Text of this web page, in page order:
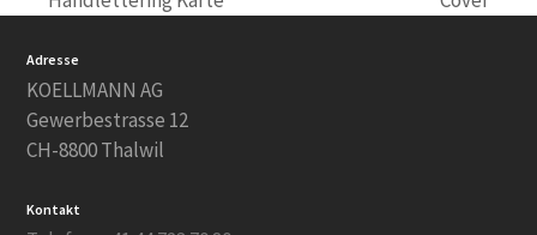
Adresse
KOELLMANN AG
Gewerbestrasse 12
CH-8800 Thalwil
Kontakt